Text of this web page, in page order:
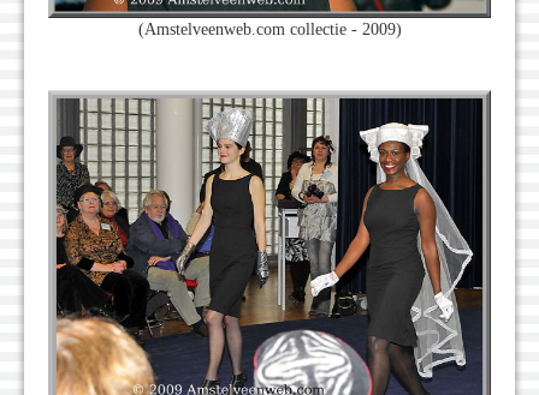
(Amstelveenweb.com collectie - 2009)